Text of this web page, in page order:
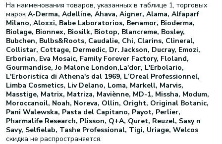
На наименования товаров, указанных в таблице 1, торговых
марок A-Derma, Adelline, Ahava, Aigner, Alama, Alfaparf
Milano, Aloxxi, Babe Laboratorios, Benamor, Bioderma,
Biolage, Bionnex, Biosilk, Biotop, Blancreme, Bosley,
Bubchen, Bulbs&Roots, Caudalie, Chi, Clarins, Clineral,
Collistar, Cottage, Dermedic, Dr. Jackson, Ducray, Emozi,
Erborian, Eva Mosaic, Family Forever Factory, Floland,
Gourmandise, Jo Malone London,La'dor, L'Erbolario,
L'Erboristica di Athena's dal 1969, L’Oreal Professionnel,
Limba Cosmetics, Liv Delano, Loma, Markell, Marvis,
Masstige, Matrix, Matriza, Maviènne, MD-1, Missha, Modum,
Moroccanoil, Noah, Noreva, Ollin, Oright, Original Botanic,
Pani Walewska, Pasta del Capitano, Payot, Perlier,
Pharmalife Research, Plisson, Q+A, Quret, Reuzel, Sasy n
Savy, Selfielab, Tashe Professional, Tigi, Uriage, Welcos
скидка не распространяется.